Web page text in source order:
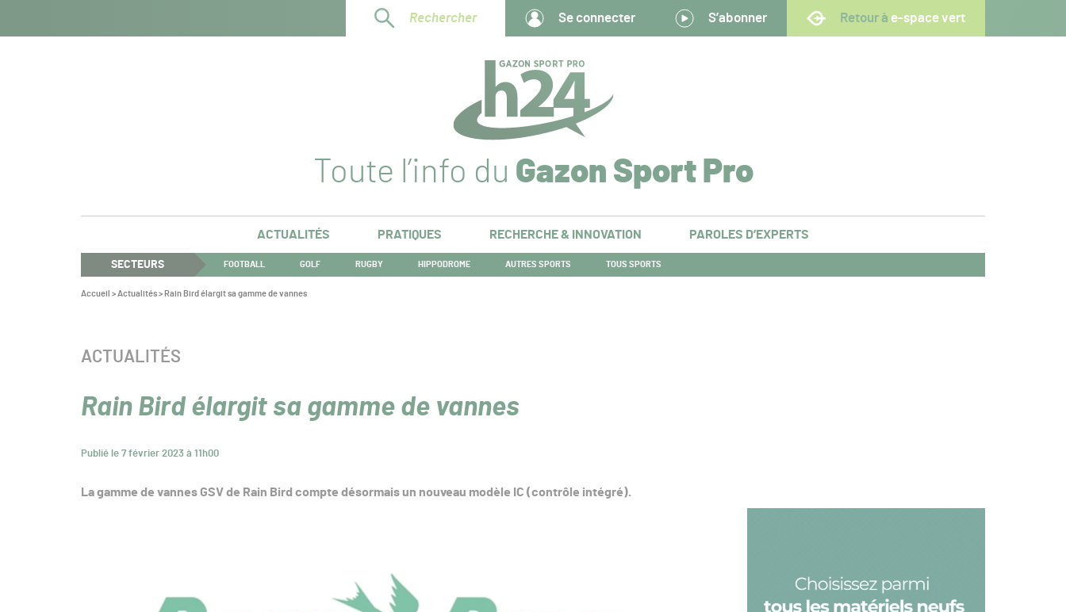
Rechercher Se connecter S’abonner Retour à e-space vert
Toute l’info du Gazon Sport Pro
ACTUALITÉS PRATIQUES RECHERCHE & INNOVATION PAROLES D’EXPERTS
SECTEURS FOOTBALL GOLF RUGBY HIPPODROME AUTRES SPORTS TOUS SPORTS
Vous
Accueil >Actualités> Rain Bird élargit sa gamme de vannes
Rain Bird élargit sa gamme de vannes
Publié le 7 février 2023 à 11h00
CATÉGORIE :
ACTUALITÉS
La gamme de vannes GSV de Rain Bird compte désormais un nouveau modèle IC (contrôle intégré).